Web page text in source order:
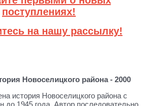
поступлениях!
на нашу рассылку!
Новоселицкого района - 2000
история Новоселицкого района с
до 1945 года. Автор последовательно